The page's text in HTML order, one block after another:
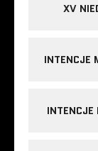
XV
INTENCJE